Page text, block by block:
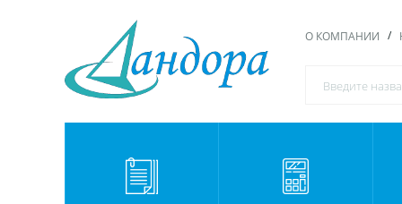
О КОМПАНИИ